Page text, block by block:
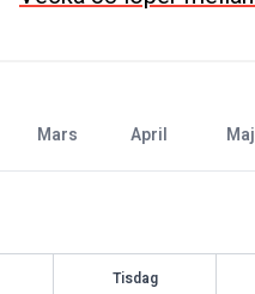
mars april maj
Tisdag